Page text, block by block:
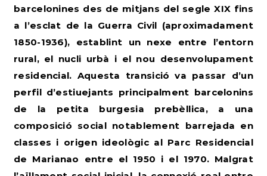
barcelonines des de mitjans del segle XIX fins
a l’esclat de la Guerra Civil (aproximadament
1850-1936), establint un nexe entre l’entorn
rural, el nucli urbà i el nou desenvolupament
residencial. Aquesta transició va passar d’un
perfil d’estiuejants principalment barcelonins
de la petita burgesia prebèl·lica, a una
composició social notablement barrejada en
classes i origen ideològic al Parc Residencial
de Marianao entre el 1950 i el 1970. Malgrat